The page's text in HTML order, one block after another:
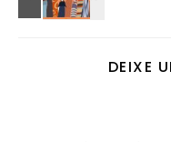
DEIXE